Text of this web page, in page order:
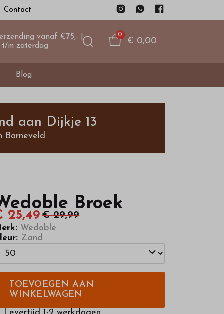
Contact
vanaf €75,- |
t/m zaterdag
0
€ 0,00
Blog
aan Dijkje 13
Barneveld
Broek
25,49 € 29,99
Wedoble
Zand
TOEVOEGEN AAN
WINKELWAGEN